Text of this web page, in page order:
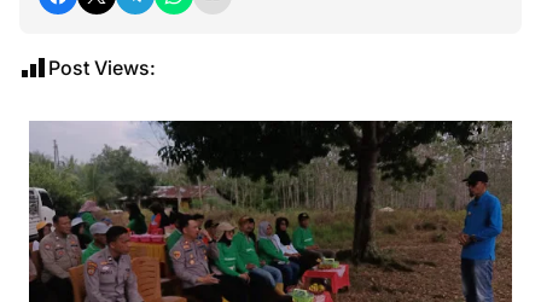
Post Views: